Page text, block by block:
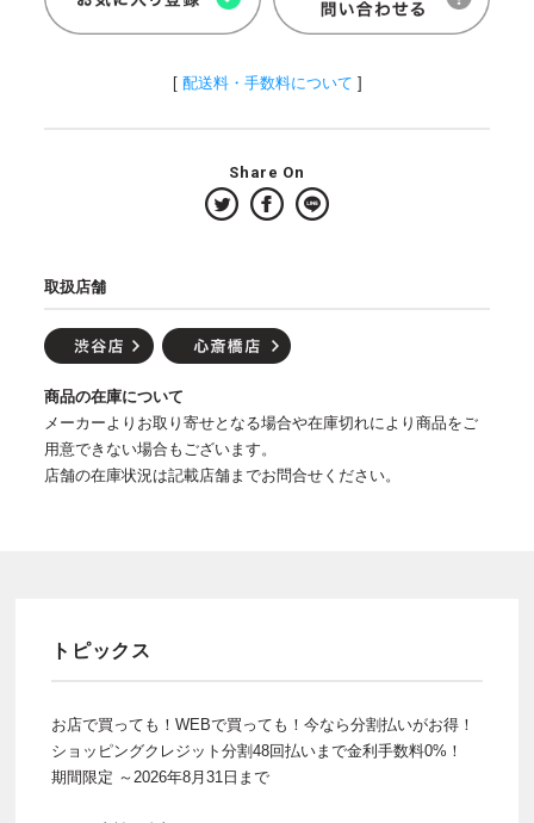
[ 配送料・手数料について ]
Share On
取扱店舗
商品の在庫について
メーカーよりお取り寄せとなる場合や在庫切れにより商品をご
用意できない場合もございます。
店舗の在庫状況は記載店舗までお問合せください。
トピックス
お店で買っても！WEBで買っても！今なら分割払いがお得！
ショッピングクレジット分割48回払いまで金利手数料0%！
期間限定 ～2026年8月31日まで